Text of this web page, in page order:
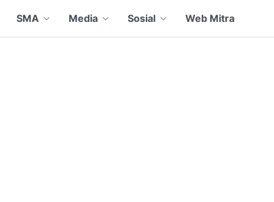
SMA Media Sosial Web Mitra